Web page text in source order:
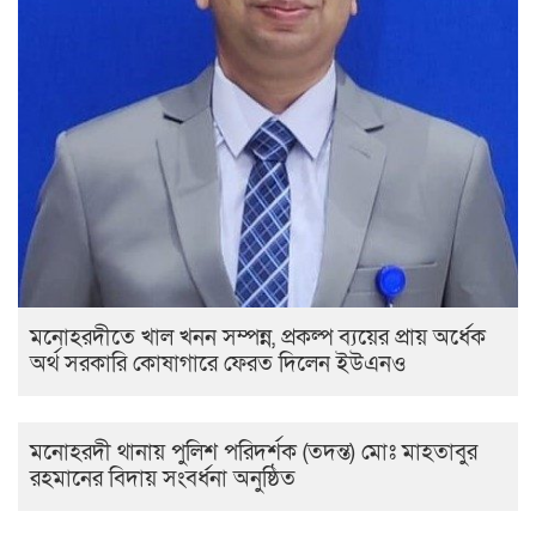
মনোহরদীতে খাল খনন সম্পন্ন, প্রকল্প ব্যয়ের প্রায় অর্ধেক
অর্থ সরকারি কোষাগারে ফেরত দিলেন ইউএনও
মনোহরদী থানায় পুলিশ পরিদর্শক (তদন্ত) মোঃ মাহতাবুর
রহমানের বিদায় সংবর্ধনা অনুষ্ঠিত